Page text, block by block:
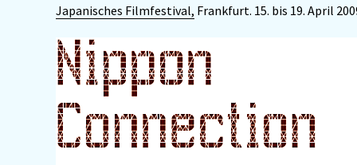
Japanisches Filmfestival, Frankfurt. 15. bis 19. April